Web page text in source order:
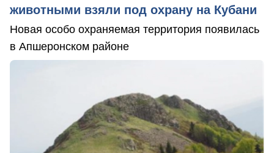
животными взяли под охрану на Кубани
Новая особо охраняемая территория появилась
в Апшеронском районе